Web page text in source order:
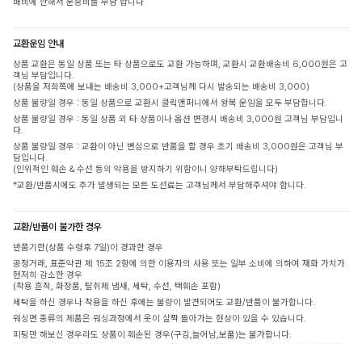
교환운임 안내
상품 교환은 동일 상품 또는 타 상품으로도 교환 가능하며, 교환시 교환배송비 6,000원은 고
객님 부담입니다.
(상품을 저희쪽에 보내는 배송비 3,000+고객님께 다시 발송되는 배송비 3,000)
상품 불량일 경우 : 동일 상품으로 교환시 클릭앤퍼니에서 왕복 운임을 모두 부담합니다.
상품 불량일 경우 : 동일 상품 외 타 상품이나 옵션 변경시 배송비 3,000원 고객님 부담입니
다.
상품 불량일 경우 : 교환이 아닌 변심으로 반품을 할 경우 초기 배송비 3,000원은 고객님 부
담입니다.
(인위적인 훼손 & 수선 등의 악용을 방지하기 위함이니 양해부탁드립니다)
*교환/반품시에도 추가 발생되는 모든 도선료는 고객님께서 부담해주셔야 합니다.
교환/반품이 불가한 경우
반품기한(상품 수령후 7일)이 경과한 경우
공정거래, 표준약관 제 15조 2항에 의한 이용자의 사용 또는 일부 소비에 의하여 재화 가치가
현저히 감소한 경우
(착용 흔적, 화장품, 탈취제 냄새, 세탁, 수선, 택훼손 포함)
세탁을 하신 경우나 착용을 하신 후에는 불량이 발견되어도 교환/반품이 불가합니다.
워싱면 종류의 제품은 워싱과정에서 옷이 살짝 돌아가는 현상이 있을 수 있습니다.
피팅만 해보신 경우라도 상품이 훼손된 경우(구김,늘어남,보풀)는 불가합니다.